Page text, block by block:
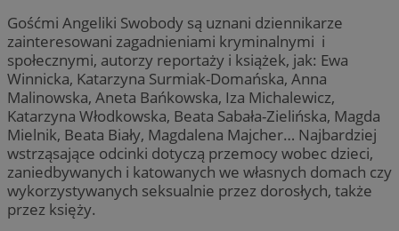
Gośćmi Angeliki Swobody są uznani dziennikarze
zainteresowani zagadnieniami kryminalnymi i
społecznymi, autorzy reportaży i książek, jak: Ewa
Winnicka, Katarzyna Surmiak-Domańska, Anna
Malinowska, Aneta Bańkowska, Iza Michalewicz,
Katarzyna Włodkowska, Beata Sabała-Zielińska, Magda
Mielnik, Beata Biały, Magdalena Majcher… Najbardziej
wstrząsające odcinki dotyczą przemocy wobec dzieci,
zaniedbywanych i katowanych we własnych domach czy
wykorzystywanych seksualnie przez dorosłych, także
przez księży.